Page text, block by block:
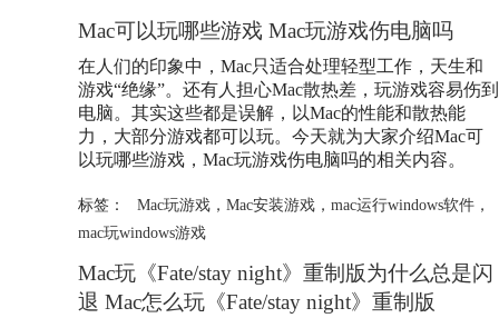
Mac可以玩哪些游戏 Mac玩游戏伤电脑吗
在人们的印象中，Mac只适合处理轻型工作，天生和
游戏“绝缘”。还有人担心Mac散热差，玩游戏容易伤到
电脑。其实这些都是误解，以Mac的性能和散热能
力，大部分游戏都可以玩。今天就为大家介绍Mac可
以玩哪些游戏，Mac玩游戏伤电脑吗的相关内容。
标签： Mac玩游戏， Mac安装游戏， mac运行windows软件，
mac玩windows游戏
Mac玩《Fate/stay night》重制版为什么总是闪
退 Mac怎么玩《Fate/stay night》重制版